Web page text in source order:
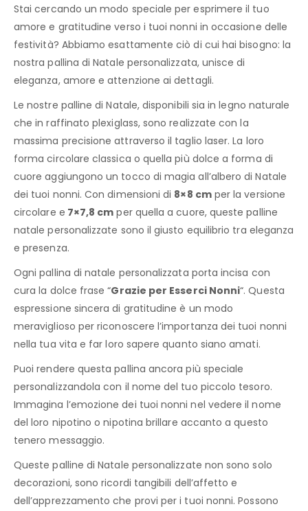
Stai cercando un modo speciale per esprimere il tuo
amore e gratitudine verso i tuoi nonni in occasione delle
festività? Abbiamo esattamente ciò di cui hai bisogno: la
nostra pallina di Natale personalizzata, unisce di
eleganza, amore e attenzione ai dettagli.
Le nostre palline di Natale, disponibili sia in legno naturale
che in raffinato plexiglass, sono realizzate con la
massima precisione attraverso il taglio laser. La loro
forma circolare classica o quella più dolce a forma di
cuore aggiungono un tocco di magia all’albero di Natale
dei tuoi nonni. Con dimensioni di 8×8 cmper la versione
circolare e 7×7,8 cm per quella a cuore, queste palline
natale personalizzate sono il giusto equilibrio tra eleganza
e presenza.
Ogni pallina di natale personalizzata porta incisa con
cura la dolce frase “Grazie per Esserci Nonni“. Questa
espressione sincera di gratitudine è un modo
meraviglioso per riconoscere l’importanza dei tuoi nonni
nella tua vita e far loro sapere quanto siano amati.
Puoi rendere questa pallina ancora più speciale
personalizzandola con il nome del tuo piccolo tesoro.
Immagina l’emozione dei tuoi nonni nel vedere il nome
del loro nipotino o nipotina brillare accanto a questo
tenero messaggio.
Queste palline di Natale personalizzate non sono solo
decorazioni, sono ricordi tangibili dell’affetto e
dell’apprezzamento che provi per i tuoi nonni. Possono